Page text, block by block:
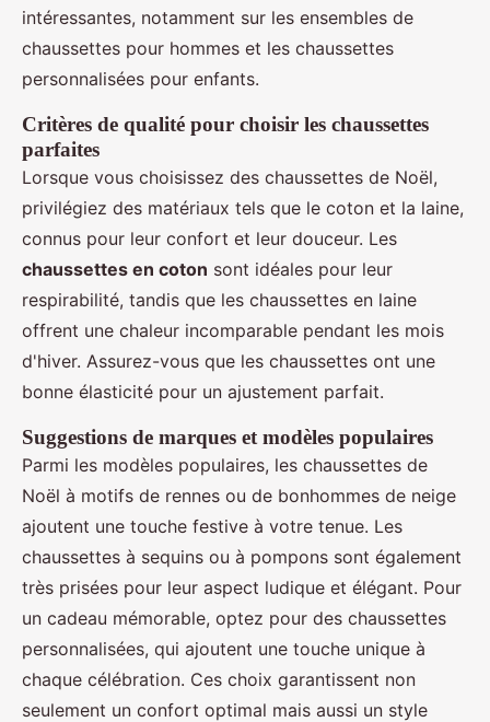
intéressantes, notamment sur les ensembles de
chaussettes pour hommes et les chaussettes
personnalisées pour enfants.
Critères de qualité pour choisir les chaussettes
parfaites
Lorsque vous choisissez des chaussettes de Noël,
privilégiez des matériaux tels que le coton et la laine,
connus pour leur confort et leur douceur. Les
chaussettes en coton sont idéales pour leur
respirabilité, tandis que les chaussettes en laine
offrent une chaleur incomparable pendant les mois
d'hiver. Assurez-vous que les chaussettes ont une
bonne élasticité pour un ajustement parfait.
Suggestions de marques et modèles populaires
Parmi les modèles populaires, les chaussettes de
Noël à motifs de rennes ou de bonhommes de neige
ajoutent une touche festive à votre tenue. Les
chaussettes à sequins ou à pompons sont également
très prisées pour leur aspect ludique et élégant. Pour
un cadeau mémorable, optez pour des chaussettes
personnalisées, qui ajoutent une touche unique à
chaque célébration. Ces choix garantissent non
seulement un confort optimal mais aussi un style